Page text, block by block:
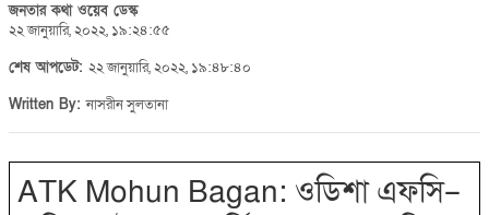
জনতার কথা ওয়েব ডেস্ক
২২ জানুয়ারি, ২০২২, ১৯:২৪:৫৫
শেষ আপডেট: ২২ জানুয়ারি, ২০২২, ১৯:৪৮:৪০
Written By:নাসরীন সুলতানা
ATK Mohun Bagan: ‌ওডিশা এফসি–